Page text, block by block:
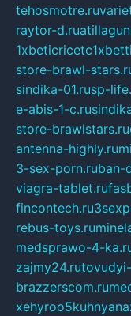
tehosmotre.ru
raytor-d.ru
store-brawl-
sindika-01.rusp-
e-abis-1-c.ru
store-brawlstars.ru
antenna-highly.ru
3-sex-porn.ruban-
viagra-tablet.ru
fincontech.ru
rebus-toys.ru
medsprawo-4-
zajmy24.ru
brazzerscom.ru